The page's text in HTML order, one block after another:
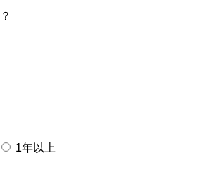
1年以上